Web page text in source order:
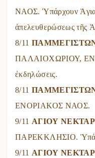
ΝΑΟΣ. Ὑπάρχουν Ἁγια
ἀπελευθερώσεως τῆς
8/11
ΠΑΛΑΙΟΧΩΡΙΟΥ,
ἐκδηλώσεις.
8/11
ΕΝΟΡΙΑΚΟΣ ΝΑΟΣ.
9/11 ΑΓΙΟΥ
ΠΑΡΕΚΚΛΗΣΙΟ.
9/11 ΑΓΙΟΥ